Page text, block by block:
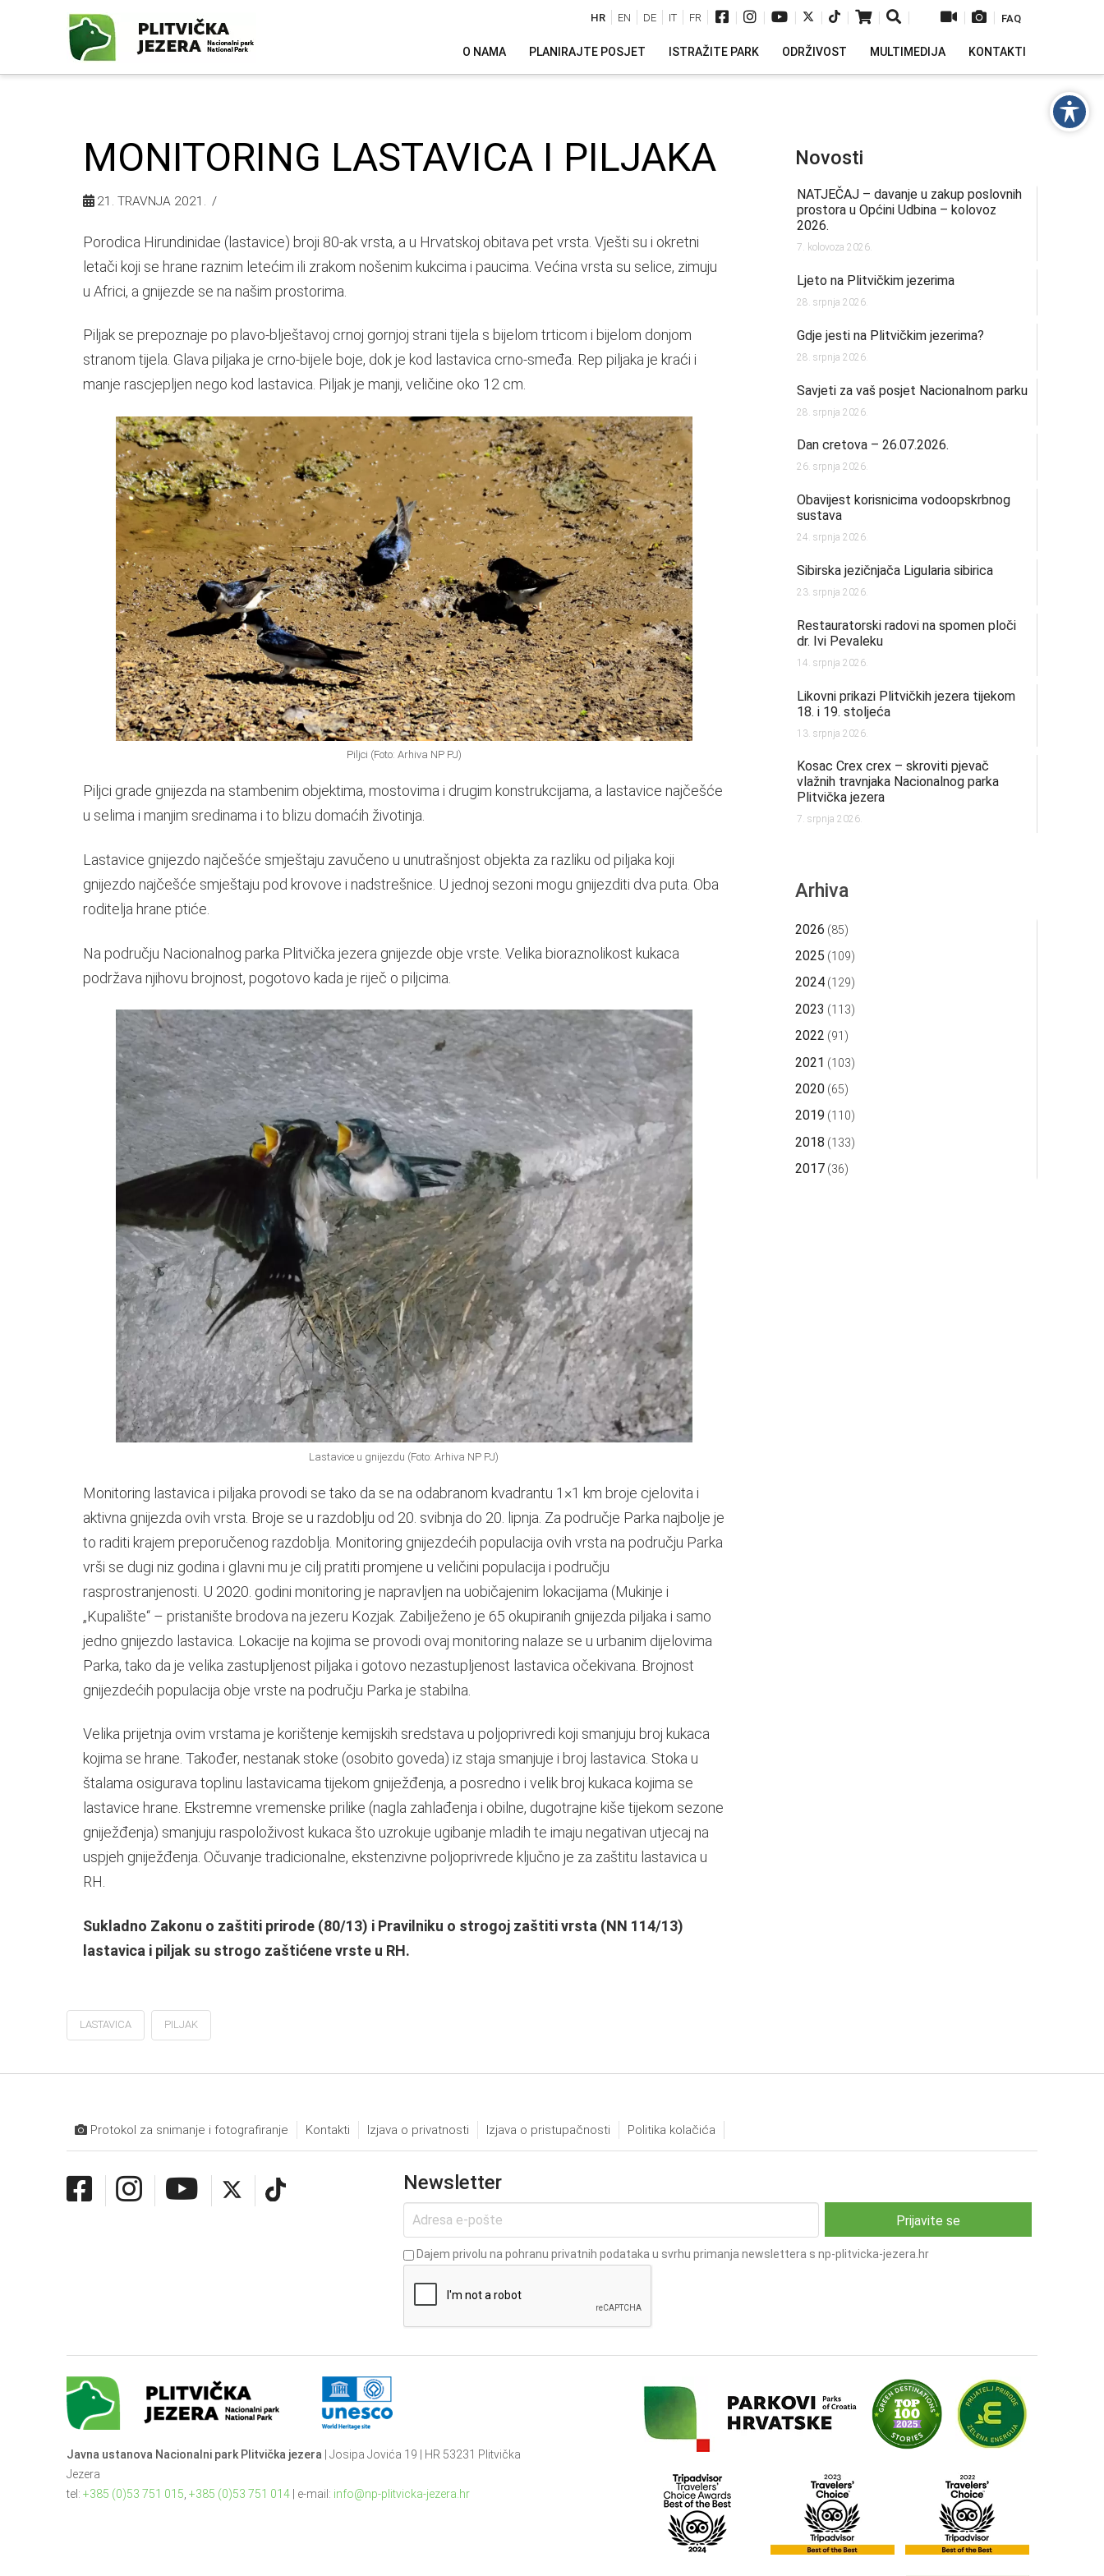
| | | | | | | | | FAQ
HR EN DE IT FR
O NAMA PLANIRAJTE POSJET ISTRAŽITE PARK ODRŽIVOST MULTIMEDIJA KONTAKTI
MONITORING LASTAVICA I PILJAKA
21. TRAVNJA 2021.
Porodica Hirundinidae (lastavice) broji 80-ak vrsta, a u Hrvatskoj obitava pet vrsta. Vješti su i okretni
letači koji se hrane raznim letećim ili zrakom nošenim kukcima i paucima. Većina vrsta su selice, zimuju
u Africi, a gnijezde se na našim prostorima.
Piljak se prepoznaje po plavo-blještavoj crnoj gornjoj strani tijela s bijelom trticom i bijelom donjom
stranom tijela. Glava piljaka je crno-bijele boje, dok je kod lastavica crno-smeđa. Rep piljaka je kraći i
manje rascjepljen nego kod lastavica. Piljak je manji, veličine oko 12 cm.
Piljci (Foto: Arhiva NP PJ)
Piljci grade gnijezda na stambenim objektima, mostovima i drugim konstrukcijama, a lastavice najčešće
u selima i manjim sredinama i to blizu domaćih životinja.
Lastavice gnijezdo najčešće smještaju zavučeno u unutrašnjost objekta za razliku od piljaka koji
gnijezdo najčešće smještaju pod krovove i nadstrešnice. U jednoj sezoni mogu gnijezditi dva puta. Oba
roditelja hrane ptiće.
Na području Nacionalnog parka Plitvička jezera gnijezde obje vrste. Velika bioraznolikost kukaca
podržava njihovu brojnost, pogotovo kada je riječ o piljcima.
Lastavice u gnijezdu (Foto: Arhiva NP PJ)
Monitoring lastavica i piljaka provodi se tako da se na odabranom kvadrantu 1×1 km broje cjelovita i
aktivna gnijezda ovih vrsta. Broje se u razdoblju od 20. svibnja do 20. lipnja. Za područje Parka najbolje je
to raditi krajem preporučenog razdoblja. Monitoring gnijezdećih populacija ovih vrsta na području Parka
vrši se dugi niz godina i glavni mu je cilj pratiti promjene u veličini populacija i području
rasprostranjenosti. U 2020. godini monitoring je napravljen na uobičajenim lokacijama (Mukinje i
„Kupalište“ – pristanište brodova na jezeru Kozjak. Zabilježeno je 65 okupiranih gnijezda piljaka i samo
jedno gnijezdo lastavica. Lokacije na kojima se provodi ovaj monitoring nalaze se u urbanim dijelovima
Parka, tako da je velika zastupljenost piljaka i gotovo nezastupljenost lastavica očekivana. Brojnost
gnijezdećih populacija obje vrste na području Parka je stabilna.
Velika prijetnja ovim vrstama je korištenje kemijskih sredstava u poljoprivredi koji smanjuju broj kukaca
kojima se hrane. Također, nestanak stoke (osobito goveda) iz staja smanjuje i broj lastavica. Stoka u
štalama osigurava toplinu lastavicama tijekom gniježđenja, a posredno i velik broj kukaca kojima se
lastavice hrane. Ekstremne vremenske prilike (nagla zahlađenja i obilne, dugotrajne kiše tijekom sezone
gniježđenja) smanjuju raspoloživost kukaca što uzrokuje ugibanje mladih te imaju negativan utjecaj na
uspjeh gniježđenja. Očuvanje tradicionalne, ekstenzivne poljoprivrede ključno je za zaštitu lastavica u
RH.
Sukladno Zakonu o zaštiti prirode (80/13) i Pravilniku o strogoj zaštiti vrsta (NN 114/13)
lastavica i piljak su strogo zaštićene vrste u RH.
LASTAVICA PILJAK
Novosti
NATJEČAJ – davanje u zakup poslovnih
prostora u Općini Udbina – kolovoz
2026.
7. kolovoza 2026.
Ljeto na Plitvičkim jezerima
28. srpnja 2026.
Gdje jesti na Plitvičkim jezerima?
28. srpnja 2026.
Savjeti za vaš posjet Nacionalnom parku
28. srpnja 2026.
Dan cretova – 26.07.2026.
26. srpnja 2026.
Obavijest korisnicima vodoopskrbnog
sustava
24. srpnja 2026.
Sibirska jezičnjača Ligularia sibirica
23. srpnja 2026.
Restauratorski radovi na spomen ploči
dr. Ivi Pevaleku
14. srpnja 2026.
Likovni prikazi Plitvičkih jezera tijekom
18. i 19. stoljeća
13. srpnja 2026.
Kosac Crex crex – skroviti pjevač
vlažnih travnjaka Nacionalnog parka
Plitvička jezera
7. srpnja 2026.
Arhiva
2026 (85)
2025 (109)
2024 (129)
2023 (113)
2022 (91)
2021 (103)
2020 (65)
2019 (110)
2018 (133)
2017 (36)
Protokol za snimanje i fotografiranje Kontakti Izjava o privatnosti Izjava o pristupačnosti Politika kolačića
Newsletter
Dajem privolu na pohranu privatnih podataka u svrhu primanja newslettera s np-plitvicka-jezera.hr
Javna ustanova Nacionalni park Plitvička jezera| Josipa Jovića 19 | HR 53231 Plitvička
Jezera
tel: +385 (0)53 751 015, +385 (0)53 751 014| e-mail: info@np-plitvicka-jezera.hr